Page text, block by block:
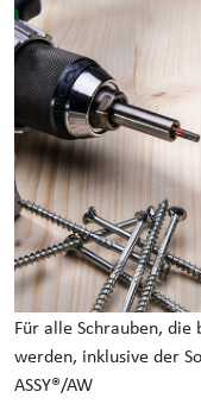
Für alle Schrauben,
werden, inklusive der
ASSY®/AW